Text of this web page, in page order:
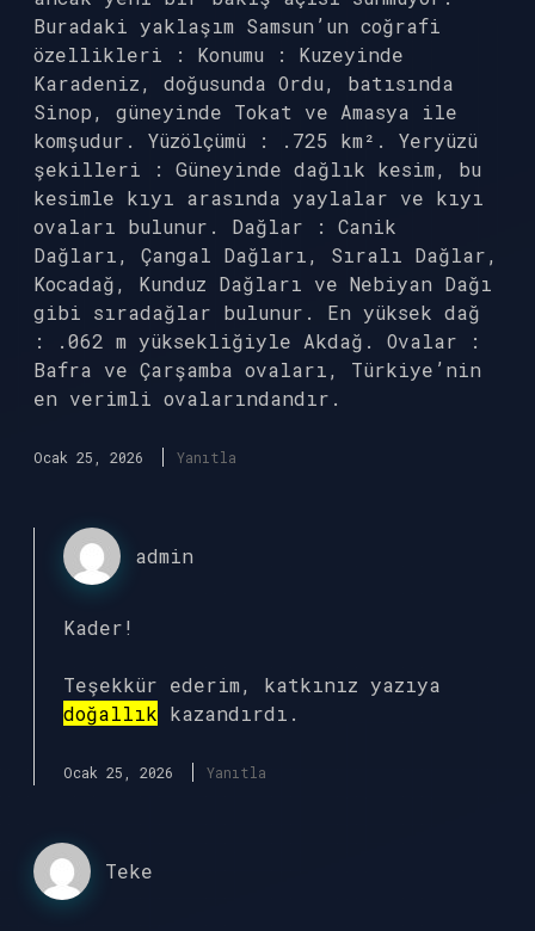
Buradaki yaklaşım Samsun’un coğrafi
özellikleri : Konumu : Kuzeyinde
Karadeniz, doğusunda Ordu, batısında
Sinop, güneyinde Tokat ve Amasya ile
komşudur. Yüzölçümü : .725 km². Yeryüzü
şekilleri : Güneyinde dağlık kesim, bu
kesimle kıyı arasında yaylalar ve kıyı
ovaları bulunur. Dağlar : Canik
Dağları, Çangal Dağları, Sıralı Dağlar,
Kocadağ, Kunduz Dağları ve Nebiyan Dağı
gibi sıradağlar bulunur. En yüksek dağ
: .062 m yüksekliğiyle Akdağ. Ovalar :
Bafra ve Çarşamba ovaları, Türkiye’nin
en verimli ovalarındandır.
Ocak 25, 2026 Yanıtla
admin
Kader!
Teşekkür ederim, katkınız yazıya
doğallık kazandırdı.
Ocak 25, 2026 Yanıtla
Teke